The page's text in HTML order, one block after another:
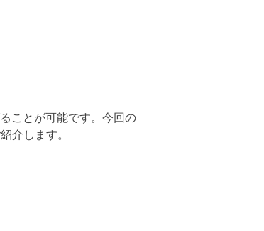
ことが可能です。今回の
介します。